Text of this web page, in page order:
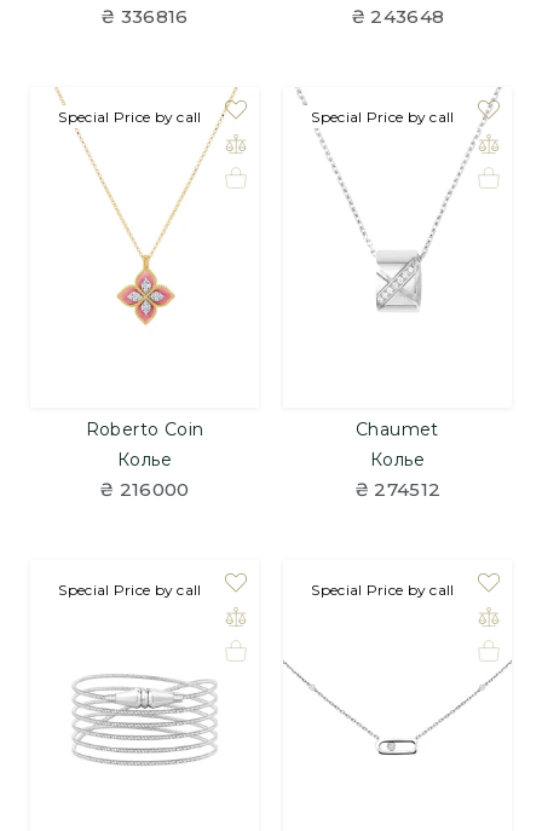
₴ 336816 ₴ 243648
Special Price by call
Roberto Coin
Колье
₴ 216000
Special Price by call
Chaumet
Колье
₴ 274512
Special Price by call Special Price by call